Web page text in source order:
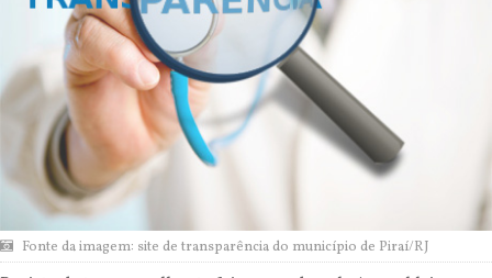
Fonte da imagem: site de transparência do município de Piraí/RJ